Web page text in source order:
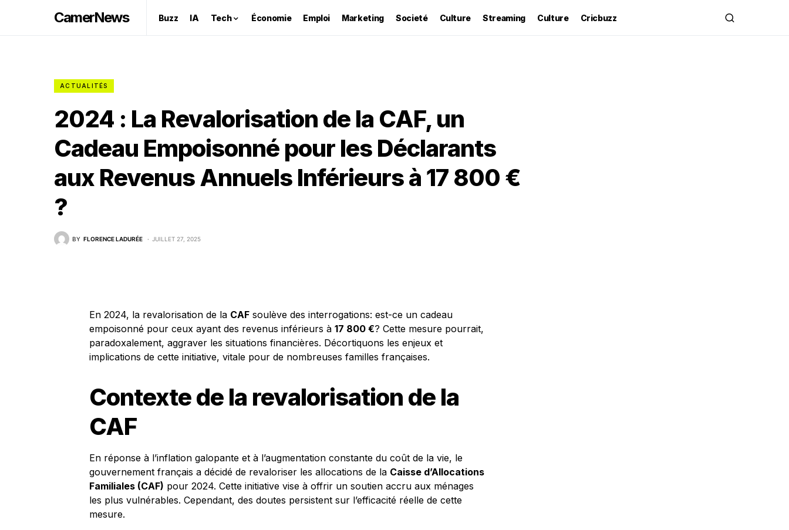
CamerNews Buzz IA Tech Économie Emploi Marketing Societé Culture Streaming Culture Cricbuzz
ACTUALITÉS
2024 : La Revalorisation de la CAF, un
Cadeau Empoisonné pour les Déclarants
aux Revenus Annuels Inférieurs à 17 800 €
?
BY FLORENCE LADURÉE JUILLET 27, 2025
En 2024, la revalorisation de la CAF soulève des interrogations: est-ce un cadeau
empoisonné pour ceux ayant des revenus inférieurs à 17 800 €? Cette mesure pourrait,
paradoxalement, aggraver les situations financières. Décortiquons les enjeux et
implications de cette initiative, vitale pour de nombreuses familles françaises.
Contexte de la revalorisation de la
CAF
En réponse à l’inflation galopante et à l’augmentation constante du coût de la vie, le
gouvernement français a décidé de revaloriser les allocations de la Caisse d’Allocations
Familiales (CAF) pour 2024. Cette initiative vise à offrir un soutien accru aux ménages
les plus vulnérables. Cependant, des doutes persistent sur l’efficacité réelle de cette
mesure.